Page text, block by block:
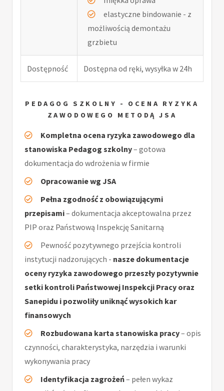
elastyczne bindowanie - z
możliwością demontażu
grzbietu
Dostępność Dostępna od ręki, wysyłka w 24h
PEDAGOG SZKOLNY - OCENA RYZYKA
ZAWODOWEGO METODĄ JSA
Kompletna ocena ryzyka zawodowego dla
stanowiska Pedagog szkolny– gotowa
dokumentacja do wdrożenia w firmie
Opracowanie wg JSA
Pełna zgodność z obowiązującymi
przepisami– dokumentacja akceptowalna przez
PIP oraz Państwową Inspekcję Sanitarną
Pewność pozytywnego przejścia kontroli
instytucji nadzorujących - nasze dokumentacje
oceny ryzyka zawodowego przeszły pozytywnie
setki kontroli Państwowej Inspekcji Pracy oraz
Sanepidu i pozwoliły uniknąć wysokich kar
finansowych
Rozbudowana karta stanowiska pracy– opis
czynności, charakterystyka, narzędzia i warunki
wykonywania pracy
Identyfikacja zagrożeń– pełen wykaz